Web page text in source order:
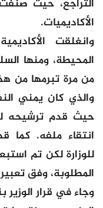
التراجع، حيث
الأكاديميات.
وانغلقت
المحيطة، ومنها
من مرة تبرمها من
والذي كان يمني
حيث قدم ترشيحه
انتقاء ملفه. كما
للوزارة لكن تم
المطلوبة، وفق
وجاء في قرار